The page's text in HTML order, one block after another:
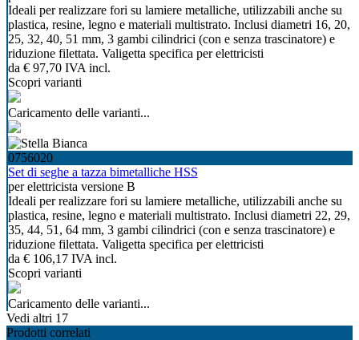
Ideali per realizzare fori su lamiere metalliche, utilizzabili anche su
plastica, resine, legno e materiali multistrato. Inclusi diametri 16, 20,
25, 32, 40, 51 mm, 3 gambi cilindrici (con e senza trascinatore) e
riduzione filettata. Valigetta specifica per elettricisti
da € 97,70 IVA incl.
Scopri varianti
Caricamento delle varianti...
0756020
Set di seghe a tazza bimetalliche HSS
per elettricista versione B
Ideali per realizzare fori su lamiere metalliche, utilizzabili anche su
plastica, resine, legno e materiali multistrato. Inclusi diametri 22, 29,
35, 44, 51, 64 mm, 3 gambi cilindrici (con e senza trascinatore) e
riduzione filettata. Valigetta specifica per elettricisti
da € 106,17 IVA incl.
Scopri varianti
Caricamento delle varianti...
Vedi altri 17
Prodotti correlati